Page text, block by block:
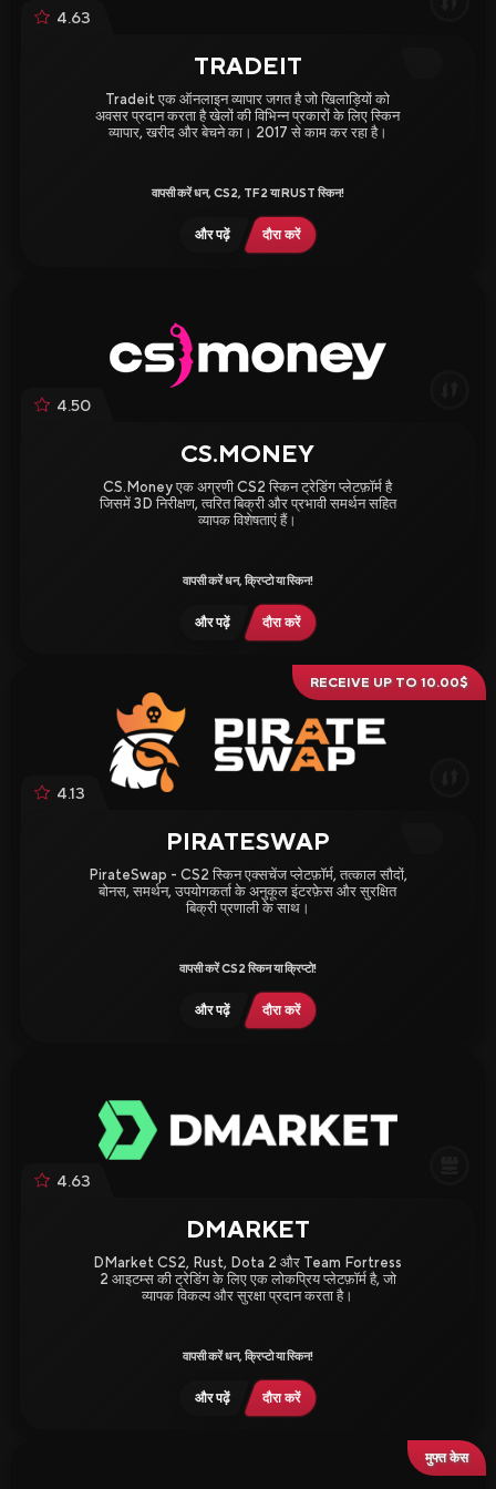
Sign Up Bonuses
Deposit Bonuses
4.63
TRADEIT
Tradeit एक ऑनलाइन व्यापार जगत है जो खिलाड़ियों को
अवसर प्रदान करता है खेलों की विभिन्न प्रकारों के लिए स्किन
व्यापार, खरीद और बेचने का। 2017 से काम कर रहा है।
वापसी करें धन, CS2, TF2 या RUST स्किन!
और पढ़ें दौरा करें
4.50
CS.MONEY
CS.Money एक अग्रणी CS2 स्किन ट्रेडिंग प्लेटफ़ॉर्म है
जिसमें 3D निरीक्षण, त्वरित बिक्री और प्रभावी समर्थन सहित
व्यापक विशेषताएं हैं।
वापसी करें धन, क्रिप्टो या स्किन!
और पढ़ें दौरा करें
RECEIVE UP TO 10.00$
4.13
PIRATESWAP
PirateSwap - CS2 स्किन एक्सचेंज प्लेटफ़ॉर्म, तत्काल सौदों,
बोनस, समर्थन, उपयोगकर्ता के अनुकूल इंटरफ़ेस और सुरक्षित
बिक्री प्रणाली के साथ।
वापसी करें CS2 स्किन या क्रिप्टो!
और पढ़ें दौरा करें
4.63
DMARKET
DMarket CS2, Rust, Dota 2 और Team Fortress
2 आइटम्स की ट्रेडिंग के लिए एक लोकप्रिय प्लेटफ़ॉर्म है, जो
व्यापक विकल्प और सुरक्षा प्रदान करता है।
वापसी करें धन, क्रिप्टो या स्किन!
और पढ़ें दौरा करें
मुफ्त केस